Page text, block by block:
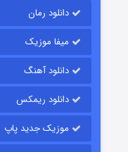
قسمت
دانلود رمان
میفا موزیک
دانلود آهنگ
دانلود ریمکس
موزیک جدید پاپ